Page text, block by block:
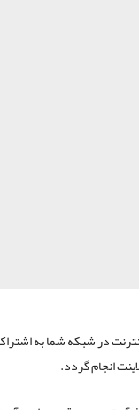
در شبکه شما به